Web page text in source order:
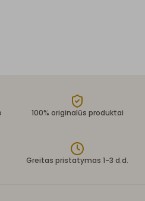
100% originalūs produktai
Greitas pristatymas 1-3 d.d.